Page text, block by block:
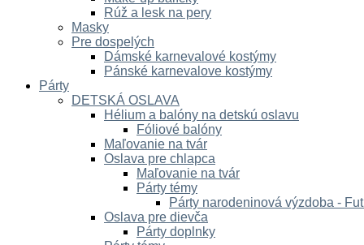
Rúž a lesk na pery
Masky
Pre dospelých
Dámské karnevalové kostýmy
Pánské karnevalove kostýmy
Párty
DETSKÁ OSLAVA
Hélium a balóny na detskú oslavu
Fóliové balóny
Maľovanie na tvár
Oslava pre chlapca
Maľovanie na tvár
Párty témy
Párty narodeninová výzdoba -
Oslava pre dievča
Párty doplnky